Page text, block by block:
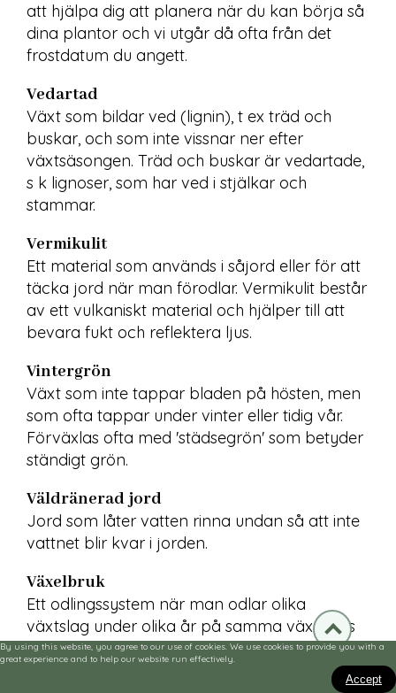
att hjälpa dig att planera när du kan börja så
dina plantor och vi utgår då ofta från det
frostdatum du angett.
Vedartad
Växt som bildar ved (lignin), t ex träd och
buskar, och som inte vissnar ner efter
växtsäsongen. Träd och buskar är vedartade,
s k lignoser, som har ved i stjälkar och
stammar.
Vermikulit
Ett material som används i såjord eller för att
täcka jord när man förodlar. Vermikulit består
av ett vulkaniskt material och hjälper till att
bevara fukt och reflektera ljus.
Vintergrön
Växt som inte tappar bladen på hösten, men
som ofta tappar under vinter eller tidig vår.
Förväxlas ofta med 'städsegrön' som betyder
ständigt grön.
Väldränerad jord
Jord som låter vatten rinna undan så att inte
vattnet blir kvar i jorden.
Växelbruk
Ett odlingssystem när man odlar olika
växtslag under olika år på samma växtplats
genom att växla från år till år. Det görs för att
vissa växter inte kan odlas på samma plats
By using this website, you agree to our use of cookies. We use cookies to provide you with a
great experience and to help our website run effectively.
Accept